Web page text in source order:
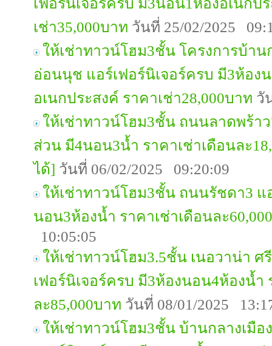
เฟอร์นิเจอร์ครบ มี3นอน1ห้องอเนกป
เช่า35,000บาท วันที่ 25/02/2025
ให้เช่าทาวน์โฮม3ชั้น โครงการบ้าน
อ่อนนุช แอร์เฟอร์นิเจอร์ครบ มี3ห้อง
อเนกประสงค์ ราคาเช่า28,000บาท วั
ให้เช่าทาวน์โฮม3ชั้น ถนนลาดพร้าว
ส่วน มี4นอน3น้ำ ราคาเช่าเดือนละ
ได้] วันที่ 06/02/2025 09:20:09
ให้เช่าทาวน์โฮม3ชั้น ถนนรัชดา3 แ
นอน3ห้องน้ำ ราคาเช่าเดือนละ
10:05:05
ให้เช่าทาวน์โฮม3.5ชั้น เนอวาน่า
เฟอร์นิเจอร์ครบ มี3ห้องนอน4ห้องน้ำ
ละ85,000บาท วันที่ 08/01/2025
ให้เช่าทาวน์โฮม3ชั้น บ้านกลางเมือ